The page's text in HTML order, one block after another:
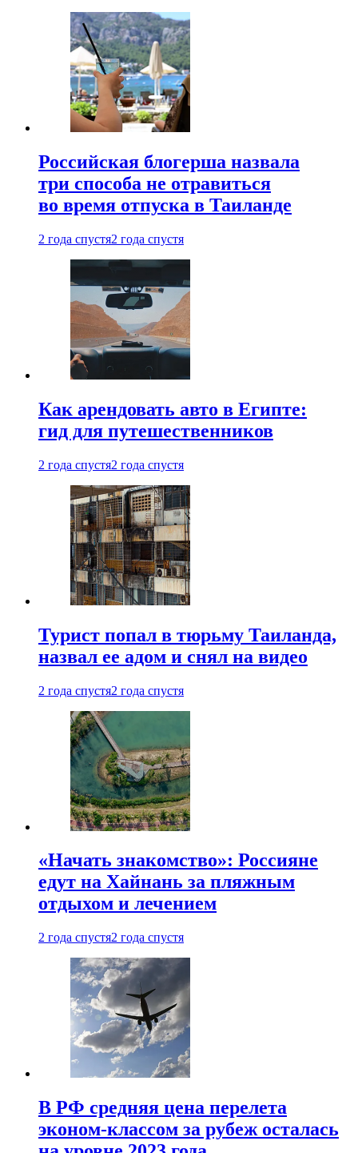
Российская блогерша назвала
три способа не отравиться
во время отпуска в Таиланде
2 года спустя2 года спустя
Как арендовать авто в Египте:
гид для путешественников
2 года спустя2 года спустя
Турист попал в тюрьму Таиланда,
назвал ее адом и снял на видео
2 года спустя2 года спустя
«Начать знакомство»: Россияне
едут на Хайнань за пляжным
отдыхом и лечением
2 года спустя2 года спустя
В РФ средняя цена перелета
эконом-классом за рубеж осталась